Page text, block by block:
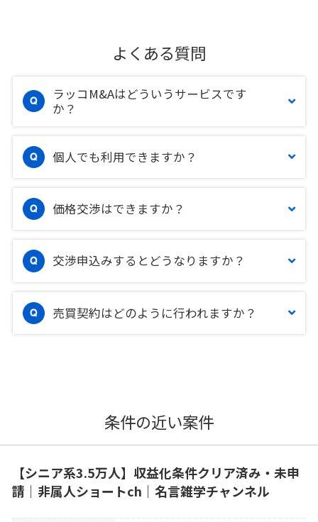
よくある質問
ラッコM&Aはどういうサービスです
か？
個人でも利用できますか？
価格交渉はできますか？
交渉申込みするとどうなりますか？
売買契約はどのように行われますか？
条件の近い案件
【シニア系3.5万人】収益化条件クリア済み・未申
請｜非属人ショートch｜名言雑学チャンネル